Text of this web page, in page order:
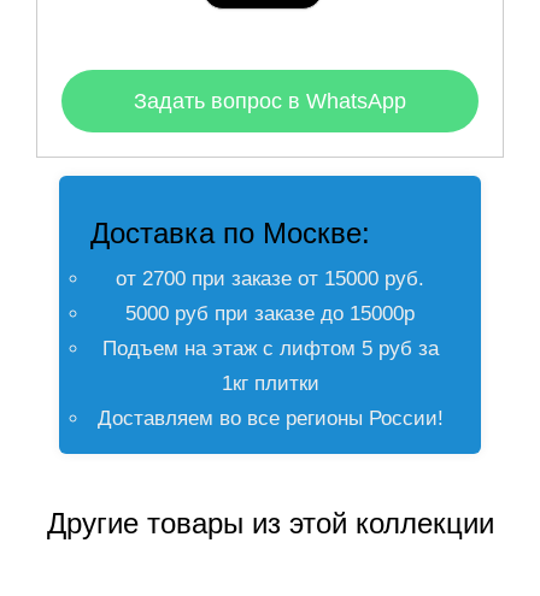
Задать вопрос в WhatsApp
Доставка по Москве:
от 2700 при заказе от 15000 руб.
5000 руб при заказе до 15000р
Подъем на этаж с лифтом 5 руб за
1кг плитки
Доставляем во все регионы России!
Другие товары из этой коллекции